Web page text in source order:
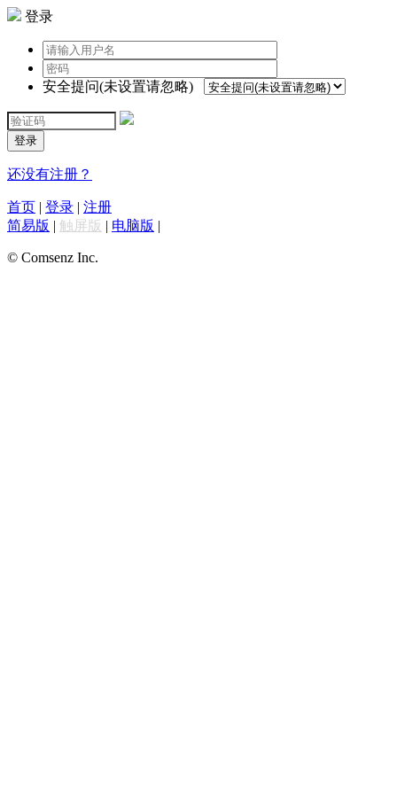
登录
安全提问(未设置请忽略)
登录
还没有注册？
首页 | 登录 | 注册
简易版 | 触屏版 | 电脑版 |
© Comsenz Inc.